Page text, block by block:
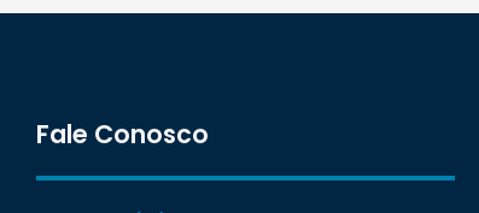
Fale Conosco